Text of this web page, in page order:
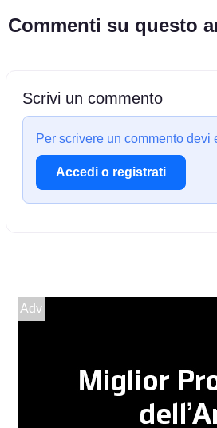
Commenti su questo
Scrivi un commento
Per scrivere un commento devi
Accedi o registrati
Adv